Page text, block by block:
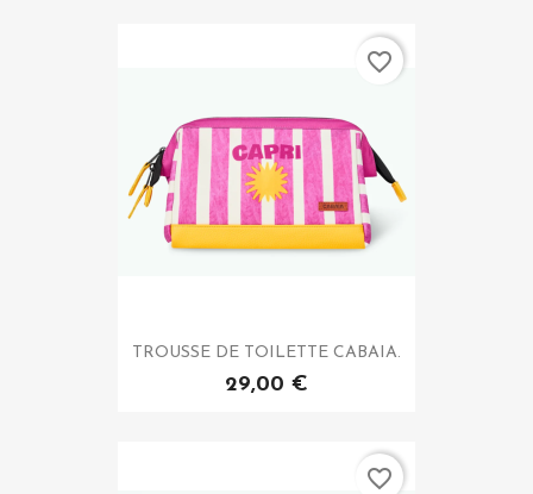
TROUSSE DE TOILETTE CABAIA.
29,00 €
favorite_border
favorite_border